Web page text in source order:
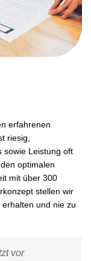
erfahrenen
riesig,
sowie Leistung oft
optimalen
mit über 300
stellen wir
und nie zu
vor